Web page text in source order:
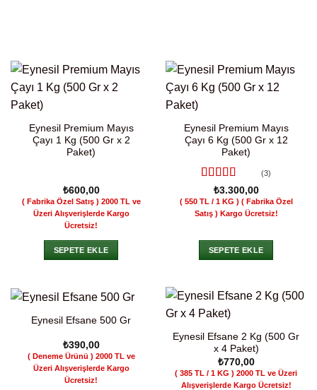
Eynesil Premium Mayıs
Çayı 1 Kg (500 Gr x 2
Paket)
₺600,00
( Fabrika Özel Satış ) 2000 TL ve
Üzeri Alışverişlerde Kargo
Ücretsiz!
SEPETE EKLE
Eynesil Premium Mayıs
Çayı 6 Kg (500 Gr x 12
Paket)
5 üzerinden
5oy aldı
(3)
₺3.300,00
( 550 TL / 1 KG ) ( Fabrika Özel
Satış ) Kargo Ücretsiz!
SEPETE EKLE
Eynesil Efsane 500 Gr
₺390,00
( Deneme Ürünü ) 2000 TL ve
Üzeri Alışverişlerde Kargo
Ücretsiz!
Eynesil Efsane 2 Kg (500 Gr
x 4 Paket)
₺770,00
( 385 TL / 1 KG ) 2000 TL ve Üzeri
Alışverişlerde Kargo Ücretsiz!